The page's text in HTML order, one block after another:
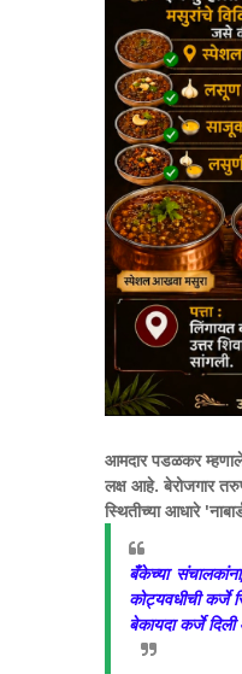
आमदार पडळकर
लक्ष आहे. बेरोजगार
स्थितीच्या आधारे
बँकेच्या
कोट्यवधीची कर्जे
बेकायदा कर्जे